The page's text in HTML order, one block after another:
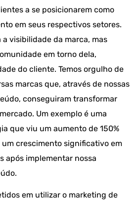
a se posicionarem como
em seus respectivos setores.
a visibilidade da marca, mas
em torno dela,
do cliente. Temos orgulho de
marcas que, através de nossas
conseguiram transformar
Um exemplo é uma
que viu um aumento de 150%
crescimento significativo em
após implementar nossa
em utilizar o marketing de